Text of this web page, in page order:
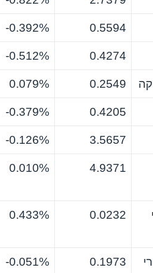
0.5594
0.392%-
0.4274
0.512%-
0.2549
0.079%
0.4205
0.379%-
3.5657
0.126%-
4.9371
0.010%
0.0232
0.433%
0.1973
0.051%-